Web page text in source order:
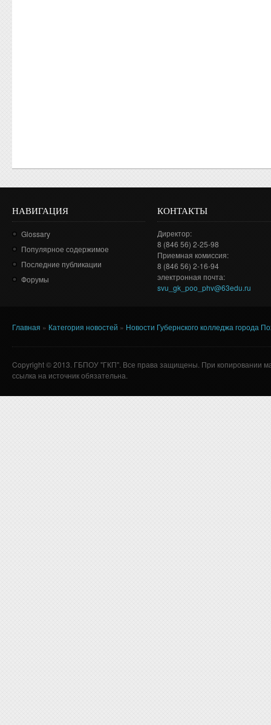
НАВИГАЦИЯ
Glossary
Популярное содержимое
Последние публикации
Форумы
КОНТАКТЫ
Директор:
8 (846 56) 2-25-98
Приемная комиссия:
8 (846 56) 2-16-94
электронная почта:
svu_gk_poo_phv@63edu.ru
Вы здесь
Главная » Категория новостей » Новости Губернского колледжа города
Copyright © 2013. ГБПОУ "ГКП". Все права защищены. При копировании
ссылка на источник обязательна.